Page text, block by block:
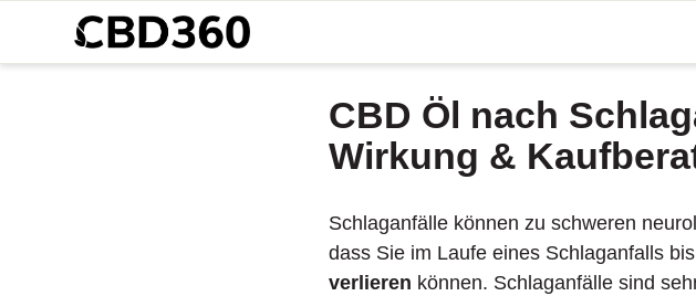
CBD Öl nach
Wirkung &
Schlaganfälle können zu schweren
dass Sie im Laufe eines Schlaganfalls
verlieren können. Schlaganfälle sind